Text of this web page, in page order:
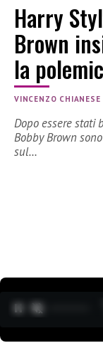
Harry
Brown
la
VINCENZO CHIANESE
Dopo essere stati
Bobby Brown
sul…